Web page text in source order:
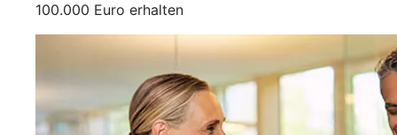
100.000 Euro erhalten